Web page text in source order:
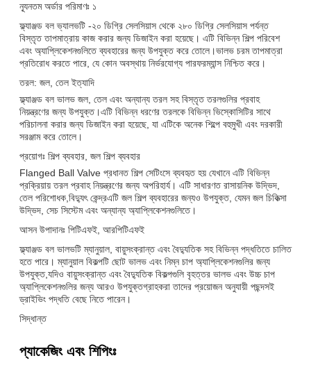
ন্যূনতম অর্ডার পরিমাণঃ ১
ফ্ল্যাঞ্জড বল ভ্যালভটি -২০ ডিগ্রি সেলসিয়াস থেকে ২৮০ ডিগ্রি সেলসিয়াস পর্যন্ত
বিস্তৃত তাপমাত্রায় কাজ করার জন্য ডিজাইন করা হয়েছে। এটি বিভিন্ন শিল্প পরিবেশ
এবং অ্যাপ্লিকেশনগুলিতে ব্যবহারের জন্য উপযুক্ত করে তোলে।ভালভ চরম তাপমাত্রা
প্রতিরোধ করতে পারে, যে কোন অবস্থায় নির্ভরযোগ্য পারফরম্যান্স নিশ্চিত করে।
তরল: জল, তেল ইত্যাদি
ফ্ল্যাঞ্জড বল ভালভ জল, তেল এবং অন্যান্য তরল সহ বিস্তৃত তরলগুলির প্রবাহ
নিয়ন্ত্রণের জন্য উপযুক্ত।এটি বিভিন্ন ধরণের তরলকে বিভিন্ন ভিস্কোসিটির সাথে
পরিচালনা করার জন্য ডিজাইন করা হয়েছে, যা এটিকে অনেক শিল্পে বহুমুখী এবং দরকারী
সরঞ্জাম করে তোলে।
প্রয়োগঃ শিল্প ব্যবহার, জল শিল্প ব্যবহার
Flanged Ball Valve প্রধানত শিল্প সেটিংসে ব্যবহৃত হয় যেখানে এটি বিভিন্ন
প্রক্রিয়ায় তরল প্রবাহ নিয়ন্ত্রণের জন্য অপরিহার্য। এটি সাধারণত রাসায়নিক উদ্ভিদ,
তেল পরিশোধক,বিদ্যুৎ কেন্দ্রএটি জল শিল্প ব্যবহারের জন্যও উপযুক্ত, যেমন জল চিকিত্সা
উদ্ভিদ, সেচ সিস্টেম এবং অন্যান্য অ্যাপ্লিকেশনগুলিতে।
আসন উপাদানঃ পিটিএফই, আরপিটিএফই
ফ্ল্যাঞ্জড বল ভালভটি ম্যানুয়াল, বায়ুসংক্রান্ত এবং বৈদ্যুতিক সহ বিভিন্ন পদ্ধতিতে চালিত
হতে পারে। ম্যানুয়াল বিকল্পটি ছোট ভালভ এবং নিম্ন চাপ অ্যাপ্লিকেশনগুলির জন্য
উপযুক্ত,যদিও বায়ুসংক্রান্ত এবং বৈদ্যুতিক বিকল্পগুলি বৃহত্তর ভালভ এবং উচ্চ চাপ
অ্যাপ্লিকেশনগুলির জন্য আরও উপযুক্তগ্রাহকরা তাদের প্রয়োজন অনুযায়ী পছন্দসই
ড্রাইভিং পদ্ধতি বেছে নিতে পারেন।
সিদ্ধান্ত
প্যাকেজিং এবং শিপিংঃ